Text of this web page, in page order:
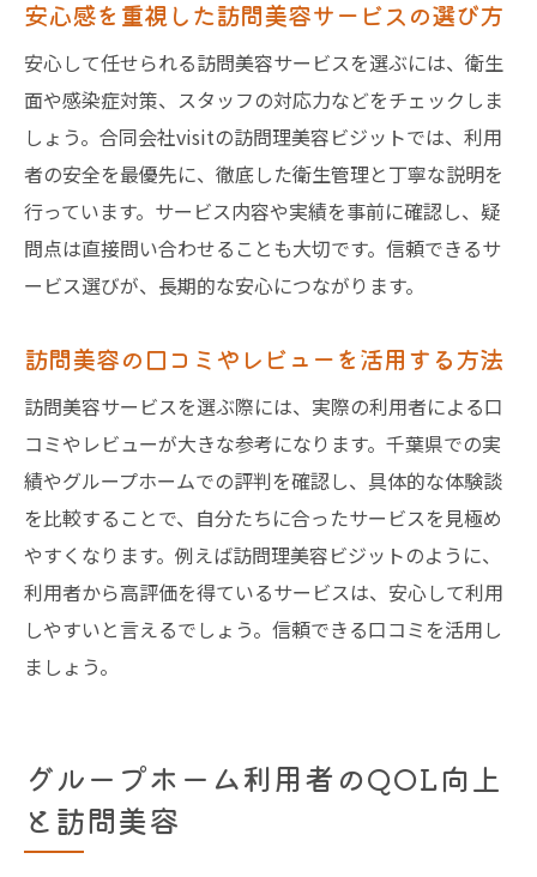
安心感を重視した訪問美容サービスの選び方
安心して任せられる訪問美容サービスを選ぶには、衛生
面や感染症対策、スタッフの対応力などをチェックしま
しょう。合同会社visitの訪問理美容ビジットでは、利用
者の安全を最優先に、徹底した衛生管理と丁寧な説明を
行っています。サービス内容や実績を事前に確認し、疑
問点は直接問い合わせることも大切です。信頼できるサ
ービス選びが、長期的な安心につながります。
訪問美容の口コミやレビューを活用する方法
訪問美容サービスを選ぶ際には、実際の利用者による口
コミやレビューが大きな参考になります。千葉県での実
績やグループホームでの評判を確認し、具体的な体験談
を比較することで、自分たちに合ったサービスを見極め
やすくなります。例えば訪問理美容ビジットのように、
利用者から高評価を得ているサービスは、安心して利用
しやすいと言えるでしょう。信頼できる口コミを活用し
ましょう。
グループホーム利用者のQOL向上
と訪問美容